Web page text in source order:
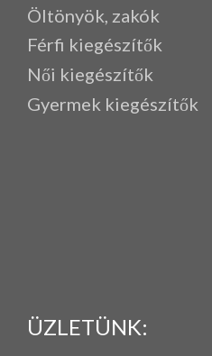
Öltönyök, zakók
Férfi kiegészítők
Női kiegészítők
Gyermek kiegészítők
ÜZLETÜNK: